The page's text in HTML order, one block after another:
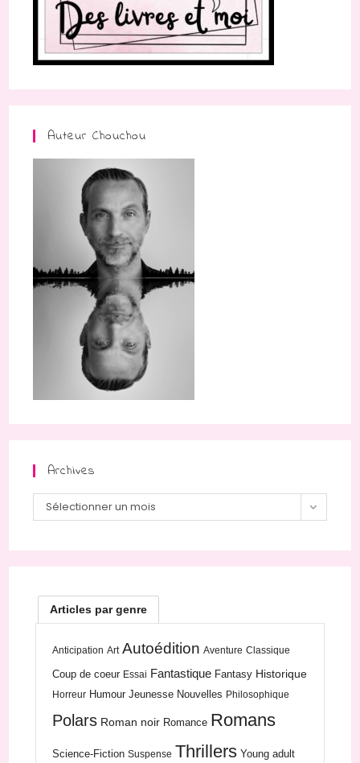
Auteur Chouchou
Archives
Archives
Sélectionner un mois
Articles par genre
Anticipation Art Autoédition Aventure Classique
Coup de coeur Essai Fantastique Fantasy Historique
Horreur Humour Jeunesse Nouvelles Philosophique
Polars Roman noir Romance Romans
Science-Fiction Suspense Thrillers Young adult